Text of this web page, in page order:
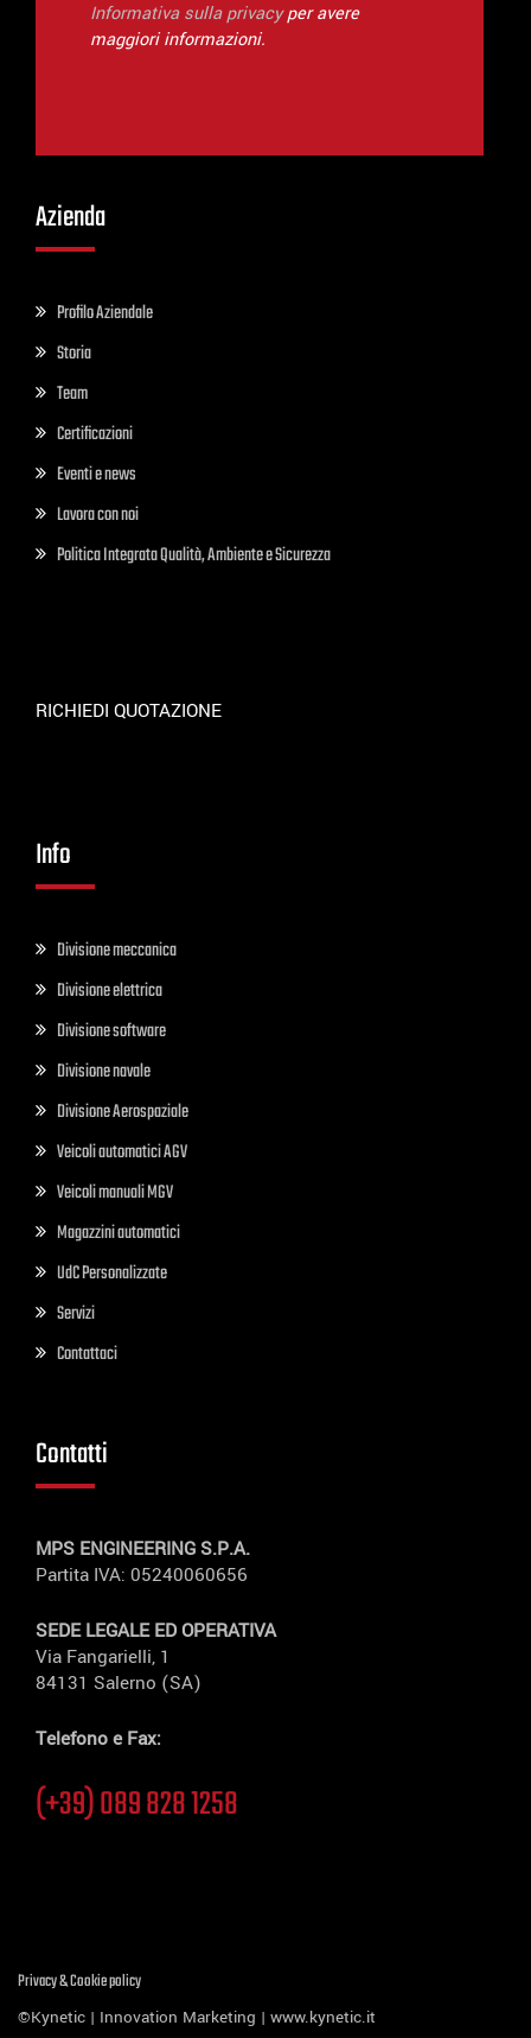
Informativa sulla privacyper avere
maggiori informazioni.
Azienda
Profilo Aziendale
Storia
Team
Certificazioni
Eventi e news
Lavora con noi
Politica Integrata Qualità, Ambiente e Sicurezza
RICHIEDI QUOTAZIONE
Info
Divisione meccanica
Divisione elettrica
Divisione software
Divisione navale
Divisione Aerospaziale
Veicoli automatici AGV
Veicoli manuali MGV
Magazzini automatici
UdC Personalizzate
Servizi
Contattaci
Contatti
MPS ENGINEERING S.P.A.
Partita IVA: 05240060656
SEDE LEGALE ED OPERATIVA
Via Fangarielli, 1
84131 Salerno (SA)
Telefono e Fax:
(+39) 089 828 1258
Privacy & Cookie policy
©Kynetic | Innovation Marketing | www.kynetic.it